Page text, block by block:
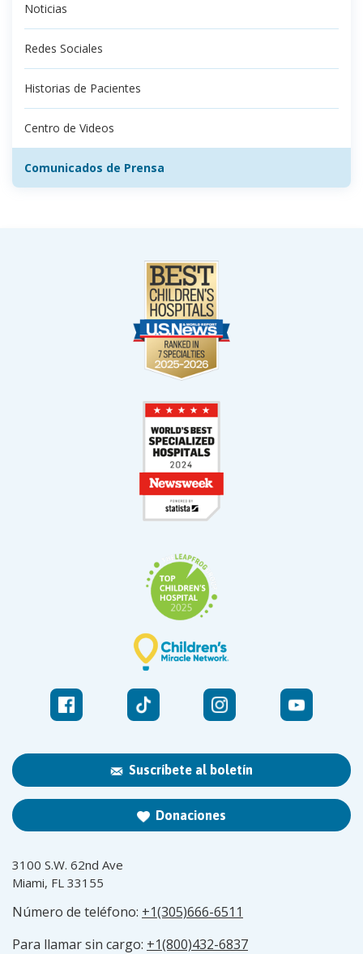
Noticias
Redes Sociales
Historias de Pacientes
Centro de Videos
Comunicados de Prensa
Suscríbete al boletín
Donaciones
3100 S.W. 62nd Ave
Miami, FL 33155
Número de teléfono: +1(305)666-6511
Para llamar sin cargo: +1(800)432-6837